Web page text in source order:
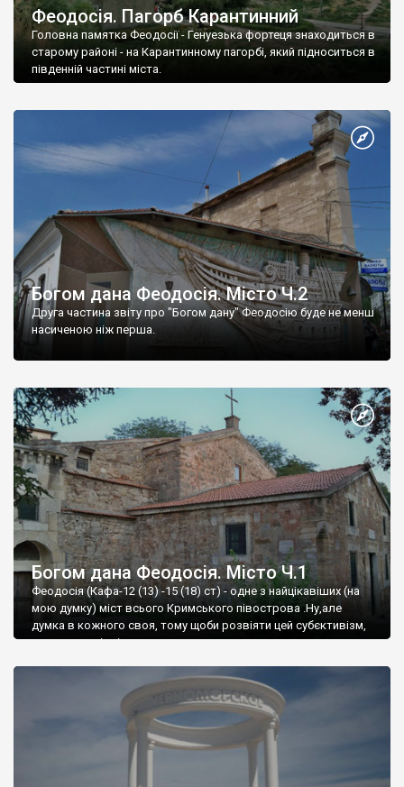
Феодосія. Пагорб Карантинний
Головна памятка Феодосії - Генуезька фортеця знаходиться в
старому районі - на Карантинному пагорбі, який підноситься в
південній частині міста.
Богом дана Феодосія. Місто Ч.2
Друга частина звіту про "Богом дану" Феодосію буде не менш
насиченою ніж перша.
Богом дана Феодосія. Місто Ч.1
Феодосія (Кафа-12 (13) -15 (18) ст) - одне з найцікавіших (на
мою думку) міст всього Кримського півострова .Ну,але
думка в кожного своя, тому щоби розвіяти цей субєктивізм,
запрошую відвідати це